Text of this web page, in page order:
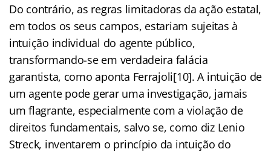
Do contrário, as regras limitadoras da ação estatal,
em todos os seus campos, estariam sujeitas à
intuição individual do agente público,
transformando-se em verdadeira falácia
garantista, como aponta Ferrajoli[10]. A intuição de
um agente pode gerar uma investigação, jamais
um flagrante, especialmente com a violação de
direitos fundamentais, salvo se, como diz Lenio
Streck, inventarem o princípio da intuição do